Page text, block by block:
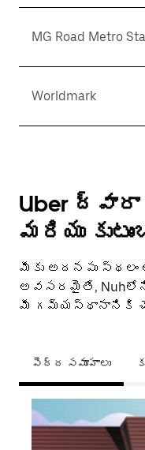
MG Road Metro
Worldmark
Uber
మరియు
మీకు అదనపు
అవసరమైతే, Nuhలోని
మీ గమ్యస్థానానికి
పెద్ద సమూహాలు